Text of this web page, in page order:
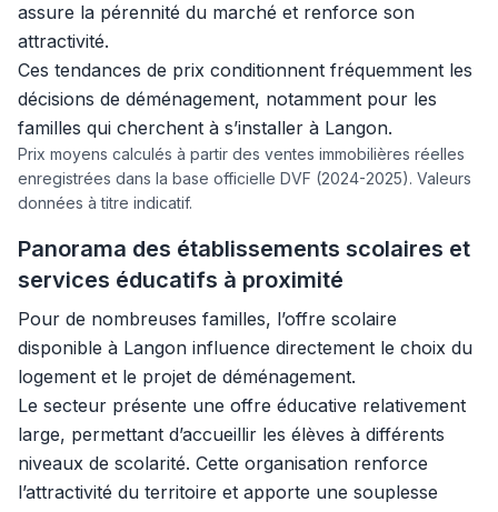
assure la pérennité du marché et renforce son
attractivité.
Ces tendances de prix conditionnent fréquemment les
décisions de déménagement, notamment pour les
familles qui cherchent à s’installer à Langon.
Prix moyens calculés à partir des ventes immobilières réelles
enregistrées dans la base officielle DVF (2024-2025). Valeurs
données à titre indicatif.
Panorama des établissements scolaires et
services éducatifs à proximité
Pour de nombreuses familles, l’offre scolaire
disponible à Langon influence directement le choix du
logement et le projet de déménagement.
Le secteur présente une offre éducative relativement
large, permettant d’accueillir les élèves à différents
niveaux de scolarité. Cette organisation renforce
l’attractivité du territoire et apporte une souplesse